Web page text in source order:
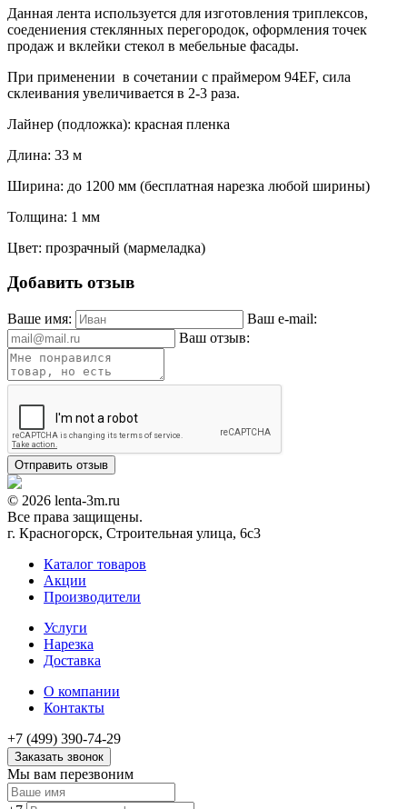
Данная лента используется для изготовления триплексов,
соедениения стеклянных перегородок, оформления точек
продаж и вклейки стекол в мебельные фасады.
При применении в сочетании с праймером 94EF, сила
склеивания увеличивается в 2-3 раза.
Лайнер (подложка): красная пленка
Длина: 33 м
Ширина: до 1200 мм (бесплатная нарезка любой ширины)
Толщина: 1 мм
Цвет: прозрачный (мармеладка)
Добавить отзыв
Ваше имя:
Ваш e-mail:
Ваш отзыв:
© 2026 lenta-3m.ru
Все права защищены.
г. Красногорск, Строительная улица, 6с3
Каталог товаров
Акции
Производители
Услуги
Нарезка
Доставка
О компании
Контакты
+7 (499) 390-74-29
Заказать звонок
Мы вам перезвоним